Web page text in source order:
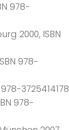
978-
2000, ISBN
978-
3725414178
978-